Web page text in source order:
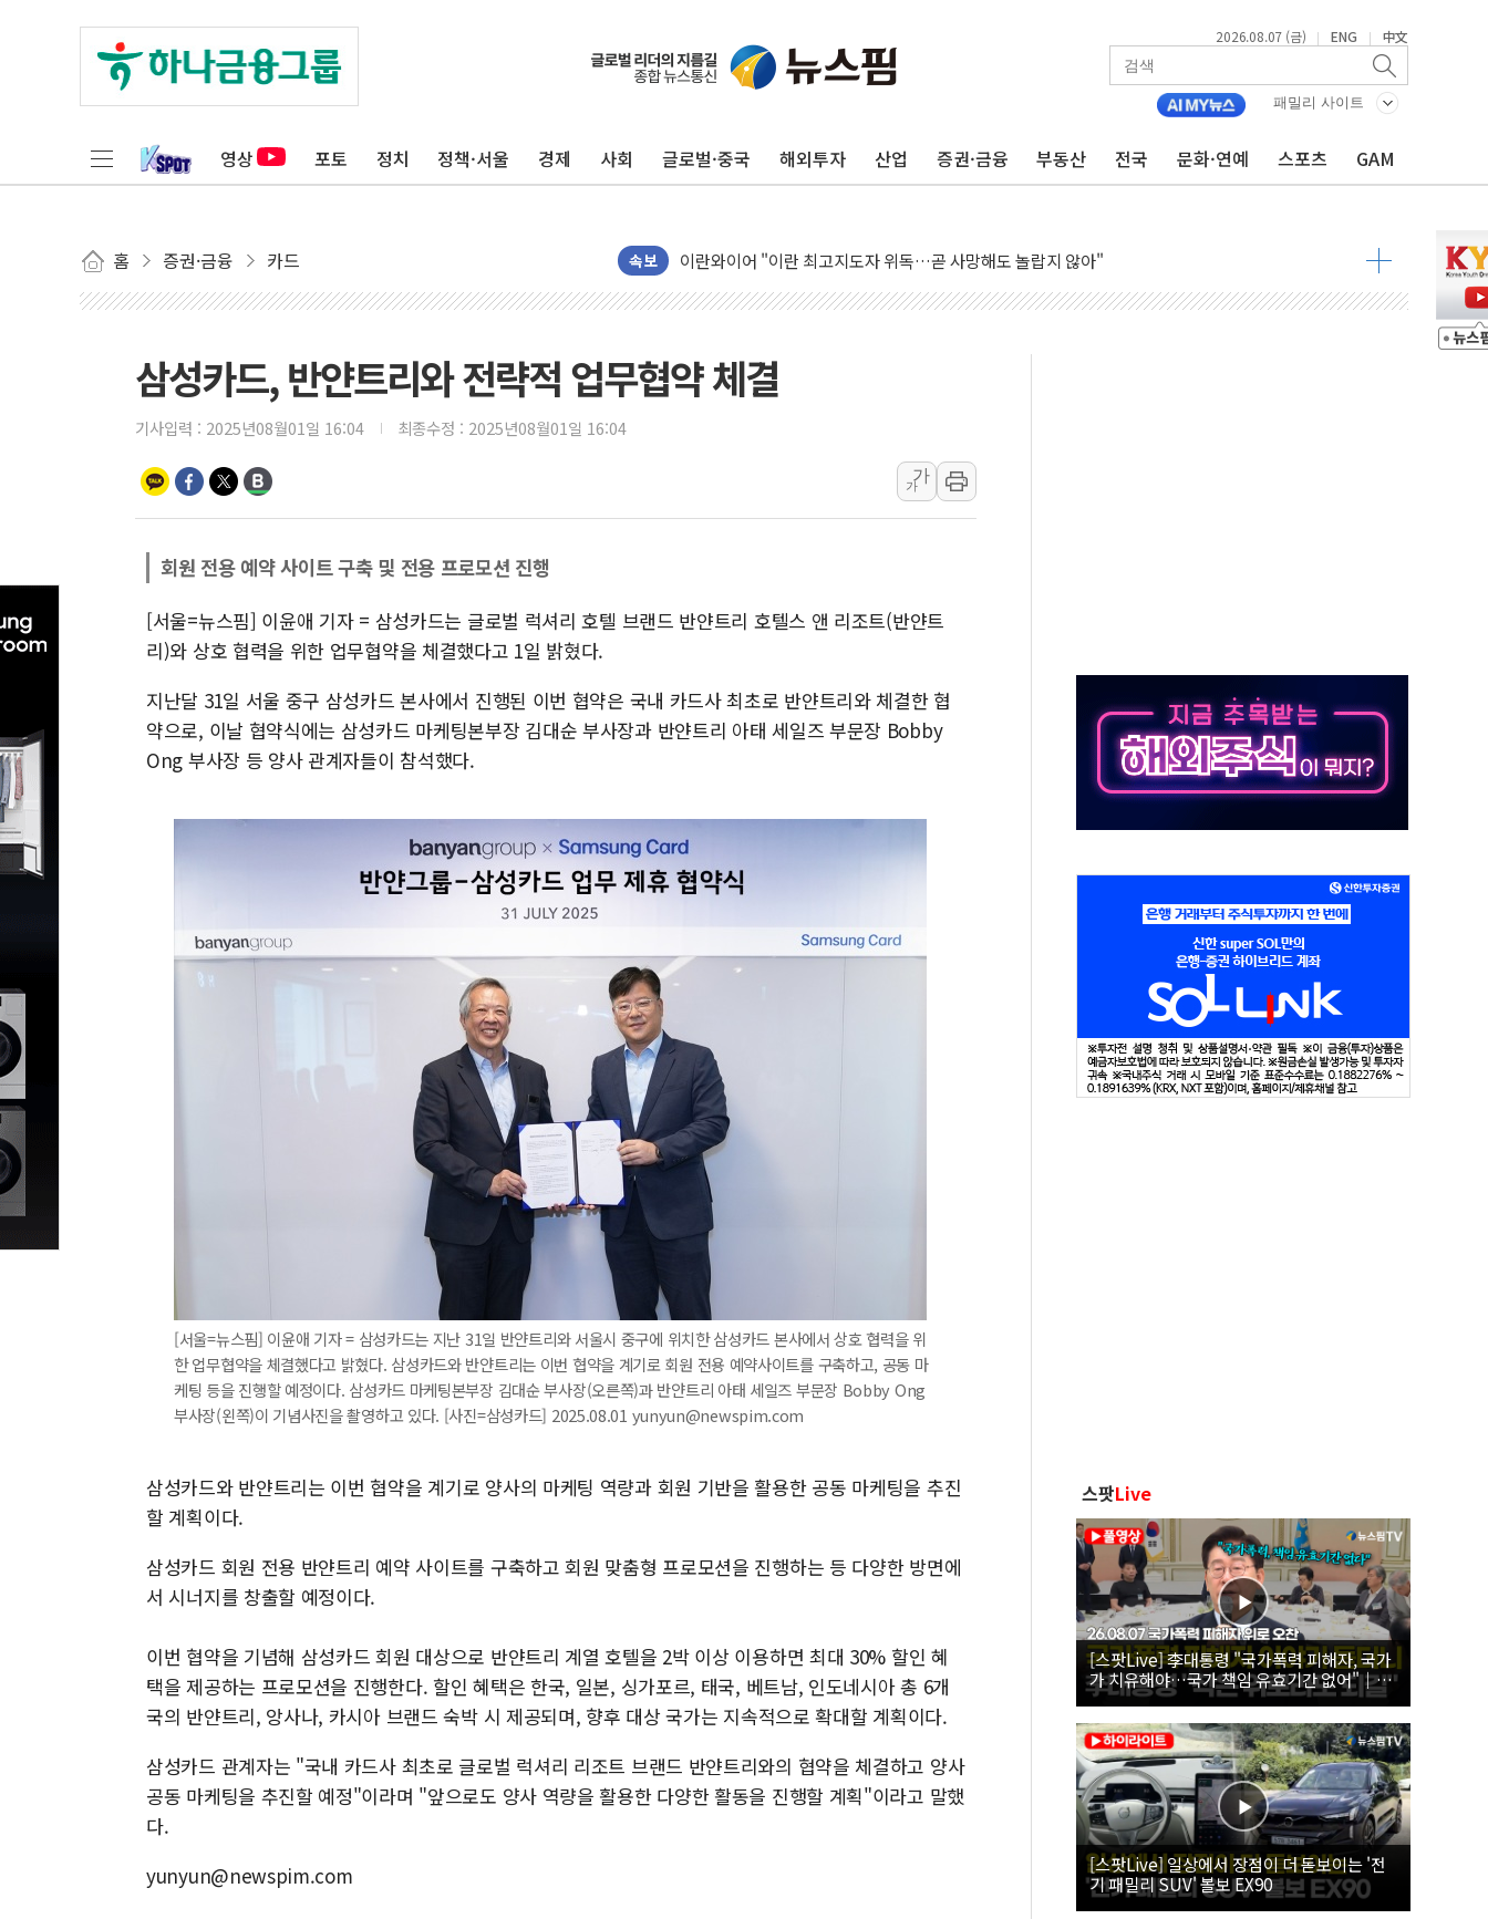
2026.08.07 (금) | ENG | 中文
패밀리 사이트
영상 포토 정치 정책·서울 경제 사회 글로벌·중국 해외투자 산업 증권·금융 부동산 전국 문화·연예 스포츠 GAM
홈 증권·금융 카드 속보
트럼프 "금리 내려야"…파월 때와 달리 워시엔 톤 낮춰
특정 정치인 측근 포항시 정책특보 내정설...포항시 '시끌'
李 대통령, '6시간 마라톤 부동산 2차 회의' 주재… "전폭적 공급 확대·속도전 총력"
트럼프, 中 겨냥 폴리실리콘 관세 15% 부과…美 태양광주 급등
이란와이어 "이란 최고지도자 위독…곧 사망해도 놀랍지 않아"
남동발전, 해남군에 국내 최대 규모 400MW 태양광 착공…여의도 1.6배 규모
황희 '폐버스 청년주택' SNS 글 역풍에 "정부정책 아냐" 해명
폭염 누그러지고 가뭄 숙지나...경북동해안권 8~9일 최대 100mm 호우
신길동 신축도 3.3㎡당 7250만원…써밋 클라비온 59㎡ 18억원대
용산공원·그린벨트로 또 충돌…반복되는 국토부-서울시 '정책 엇박자'
[AI 부동산 투데이] 특공 전략도 '극과 극'…생애최초만 경쟁 치열
'찜통더위'에 전력수요 역대 최고치 경신…한낮 총수요 104.3GW 기록
42.5도 역대급 폭염…동물들도 특별식으로 여름나기 [뉴스핌 줌인]
삼성카드, 반얀트리와 전략적 업무협약 체결
기사입력 : 2025년08월01일 16:04 최종수정 : 2025년08월01일 16:04
가
가
회원 전용 예약 사이트 구축 및 전용 프로모션 진행
[서울=뉴스핌] 이윤애 기자 = 삼성카드는 글로벌 럭셔리 호텔 브랜드 반얀트리 호텔스 앤 리조트(반얀트
리)와 상호 협력을 위한 업무협약을 체결했다고 1일 밝혔다.
지난달 31일 서울 중구 삼성카드 본사에서 진행된 이번 협약은 국내 카드사 최초로 반얀트리와 체결한 협
약으로, 이날 협약식에는 삼성카드 마케팅본부장 김대순 부사장과 반얀트리 아태 세일즈 부문장 Bobby
Ong 부사장 등 양사 관계자들이 참석했다.
[서울=뉴스핌] 이윤애 기자 = 삼성카드는 지난 31일 반얀트리와 서울시 중구에 위치한 삼성카드 본사에서 상호 협력을 위
한 업무협약을 체결했다고 밝혔다. 삼성카드와 반얀트리는 이번 협약을 계기로 회원 전용 예약사이트를 구축하고, 공동 마
케팅 등을 진행할 예정이다. 삼성카드 마케팅본부장 김대순 부사장(오른쪽)과 반얀트리 아태 세일즈 부문장 Bobby Ong
부사장(왼쪽)이 기념사진을 촬영하고 있다. [사진=삼성카드] 2025.08.01 yunyun@newspim.com
삼성카드와 반얀트리는 이번 협약을 계기로 양사의 마케팅 역량과 회원 기반을 활용한 공동 마케팅을 추진
할 계획이다.
삼성카드 회원 전용 반얀트리 예약 사이트를 구축하고 회원 맞춤형 프로모션을 진행하는 등 다양한 방면에
서 시너지를 창출할 예정이다.
이번 협약을 기념해 삼성카드 회원 대상으로 반얀트리 계열 호텔을 2박 이상 이용하면 최대 30% 할인 혜
택을 제공하는 프로모션을 진행한다. 할인 혜택은 한국, 일본, 싱가포르, 태국, 베트남, 인도네시아 총 6개
국의 반얀트리, 앙사나, 카시아 브랜드 숙박 시 제공되며, 향후 대상 국가는 지속적으로 확대할 계획이다.
삼성카드 관계자는 "국내 카드사 최초로 글로벌 럭셔리 리조트 브랜드 반얀트리와의 협약을 체결하고 양사
공동 마케팅을 추진할 예정"이라며 "앞으로도 양사 역량을 활용한 다양한 활동을 진행할 계획"이라고 말했
다.
yunyun@newspim.com
스팟Live
[스팟Live] 李대통령 "국가폭력 피해자, 국가
가 치유해야…국가 책임 유효기간 없어"｜
26.08.07 국가폭력 피해자 위로 오찬
[스팟Live] 일상에서 장점이 더 돋보이는 '전
기 패밀리 SUV' 볼보 EX90